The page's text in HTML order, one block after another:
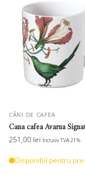
CĂNI DE CAFEA
Cana cafea Avarua
251,00 lei Inclusiv TVA 21%
Disponibil pentru